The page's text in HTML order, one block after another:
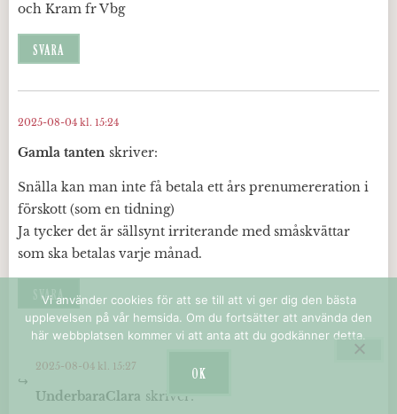
och Kram fr Vbg
SVARA
Gamla tanten skriver:
2025-08-04 kl. 15:24
Snälla kan man inte få betala ett års prenumereration i
förskott (som en tidning)
Ja tycker det är sällsynt irriterande med småskvättar
som ska betalas varje månad.
SVARA
UnderbaraClara skriver:
2025-08-04 kl. 15:27
Vi använder cookies för att se till att vi ger dig den bästa
upplevelsen på vår hemsida. Om du fortsätter att använda den
här webbplatsen kommer vi att anta att du godkänner detta.
OK